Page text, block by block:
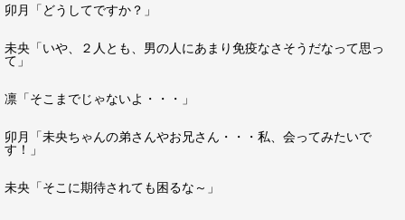
卯月「どうしてですか？」
未央「いや、２人とも、男の人にあまり免疫なさそうだなって思っ
て」
凛「そこまでじゃないよ・・・」
卯月「未央ちゃんの弟さんやお兄さん・・・私、会ってみたいで
す！」
未央「そこに期待されても困るな～」